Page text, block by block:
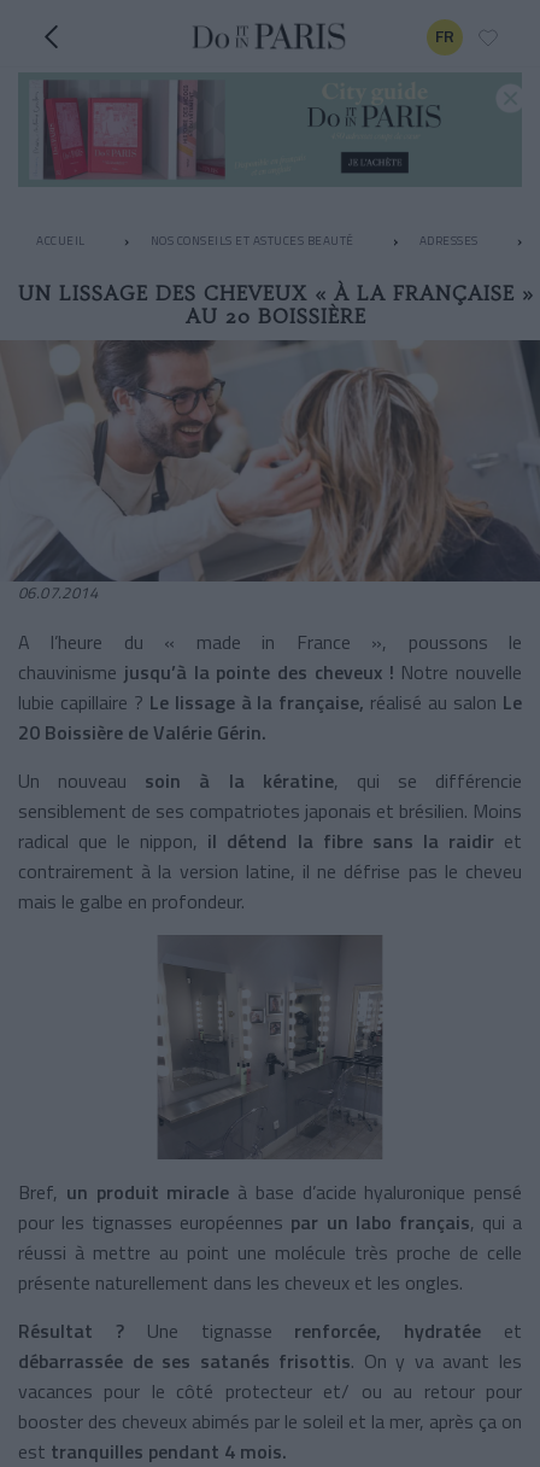
FR
ACCUEIL NOS CONSEILS ET ASTUCES BEAUTÉ ADRESSES
UN LISSAGE DES CHEVEUX « À LA FRANÇAISE »
AU 20 BOISSIÈRE
06.07.2014
A l’heure du « made in France », poussons le
chauvinisme jusqu’à la pointe des cheveux ! Notre nouvelle
lubie capillaire ? Le lissage à la française, réalisé au salon Le
20 Boissière de Valérie Gérin.
Un nouveau soin à la kératine, qui se différencie
sensiblement de ses compatriotes japonais et brésilien. Moins
radical que le nippon, il détend la fibre sans la raidiret
contrairement à la version latine, il ne défrise pas le cheveu
mais le galbe en profondeur.
Bref, un produit miracle à base d’acide hyaluronique pensé
pour les tignasses européennes par un labo français, qui a
réussi à mettre au point une molécule très proche de celle
présente naturellement dans les cheveux et les ongles.
Résultat ?Une tignasse renforcée, hydratée et
débarrassée de ses satanés frisottis. On y va avant les
vacances pour le côté protecteur et/ ou au retour pour
booster des cheveux abimés par le soleil et la mer, après ça on
est tranquilles pendant 4 mois.